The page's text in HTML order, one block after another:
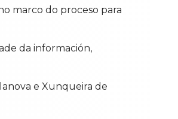
marco do proceso para
da información,
e Xunqueira de